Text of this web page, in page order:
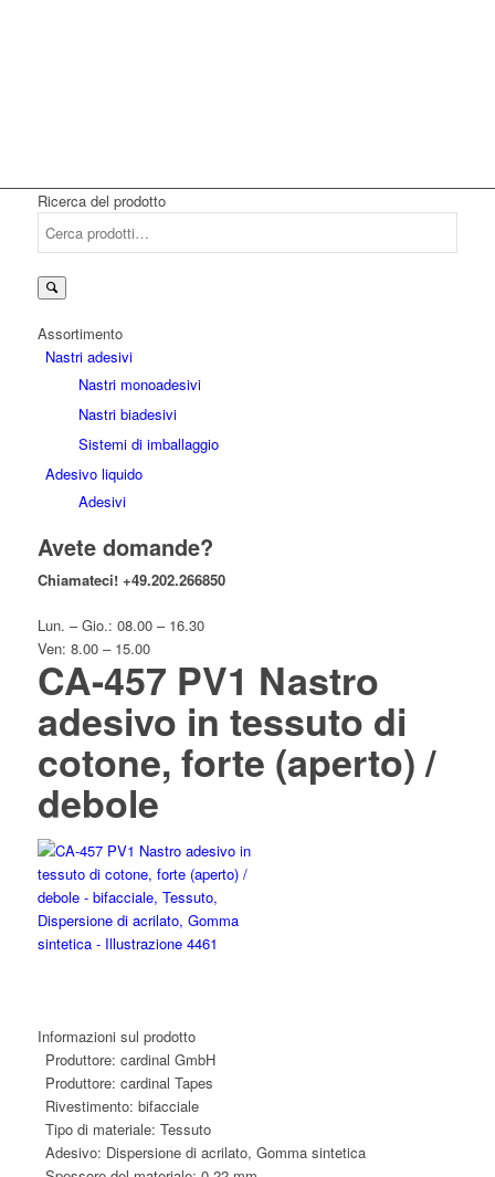
Ricerca del prodotto
Assortimento
Nastri adesivi
Nastri monoadesivi
Nastri biadesivi
Sistemi di imballaggio
Adesivo liquido
Adesivi
Avete domande?
Chiamateci! +49.202.266850
Lun. – Gio.: 08.00 – 16.30
Ven: 8.00 – 15.00
CA-457 PV1 Nastro
adesivo in tessuto di
cotone, forte (aperto) /
debole
Informazioni sul prodotto
Produttore: cardinal GmbH
Produttore: cardinal Tapes
Rivestimento: bifacciale
Tipo di materiale: Tessuto
Adesivo: Dispersione di acrilato, Gomma sintetica